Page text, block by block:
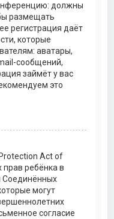
должны
размещать
регистрация даёт
которые
аватары,
сообщений,
займёт у вас
это
Protection Act of
прав ребёнка в
Соединённых
могут
согласие